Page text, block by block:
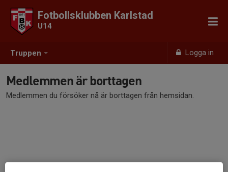
Truppen Logga in
Fotbollsklubben Karlstad
U14
Medlemmen är borttagen
Medlemmen du försöker nå är borttagen från hemsidan.